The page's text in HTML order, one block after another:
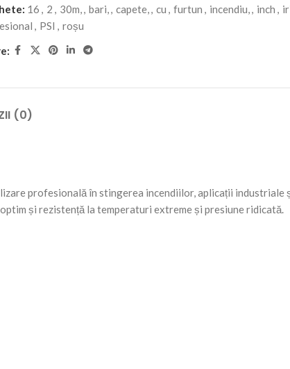
16 , 2 , 30m,, bari,, capete,, cu , furtun , incendiu,, inch ,
, PSI , roșu
(0)
profesională în stingerea incendiilor, aplicații industriale
și rezistență la temperaturi extreme și presiune ridicată.